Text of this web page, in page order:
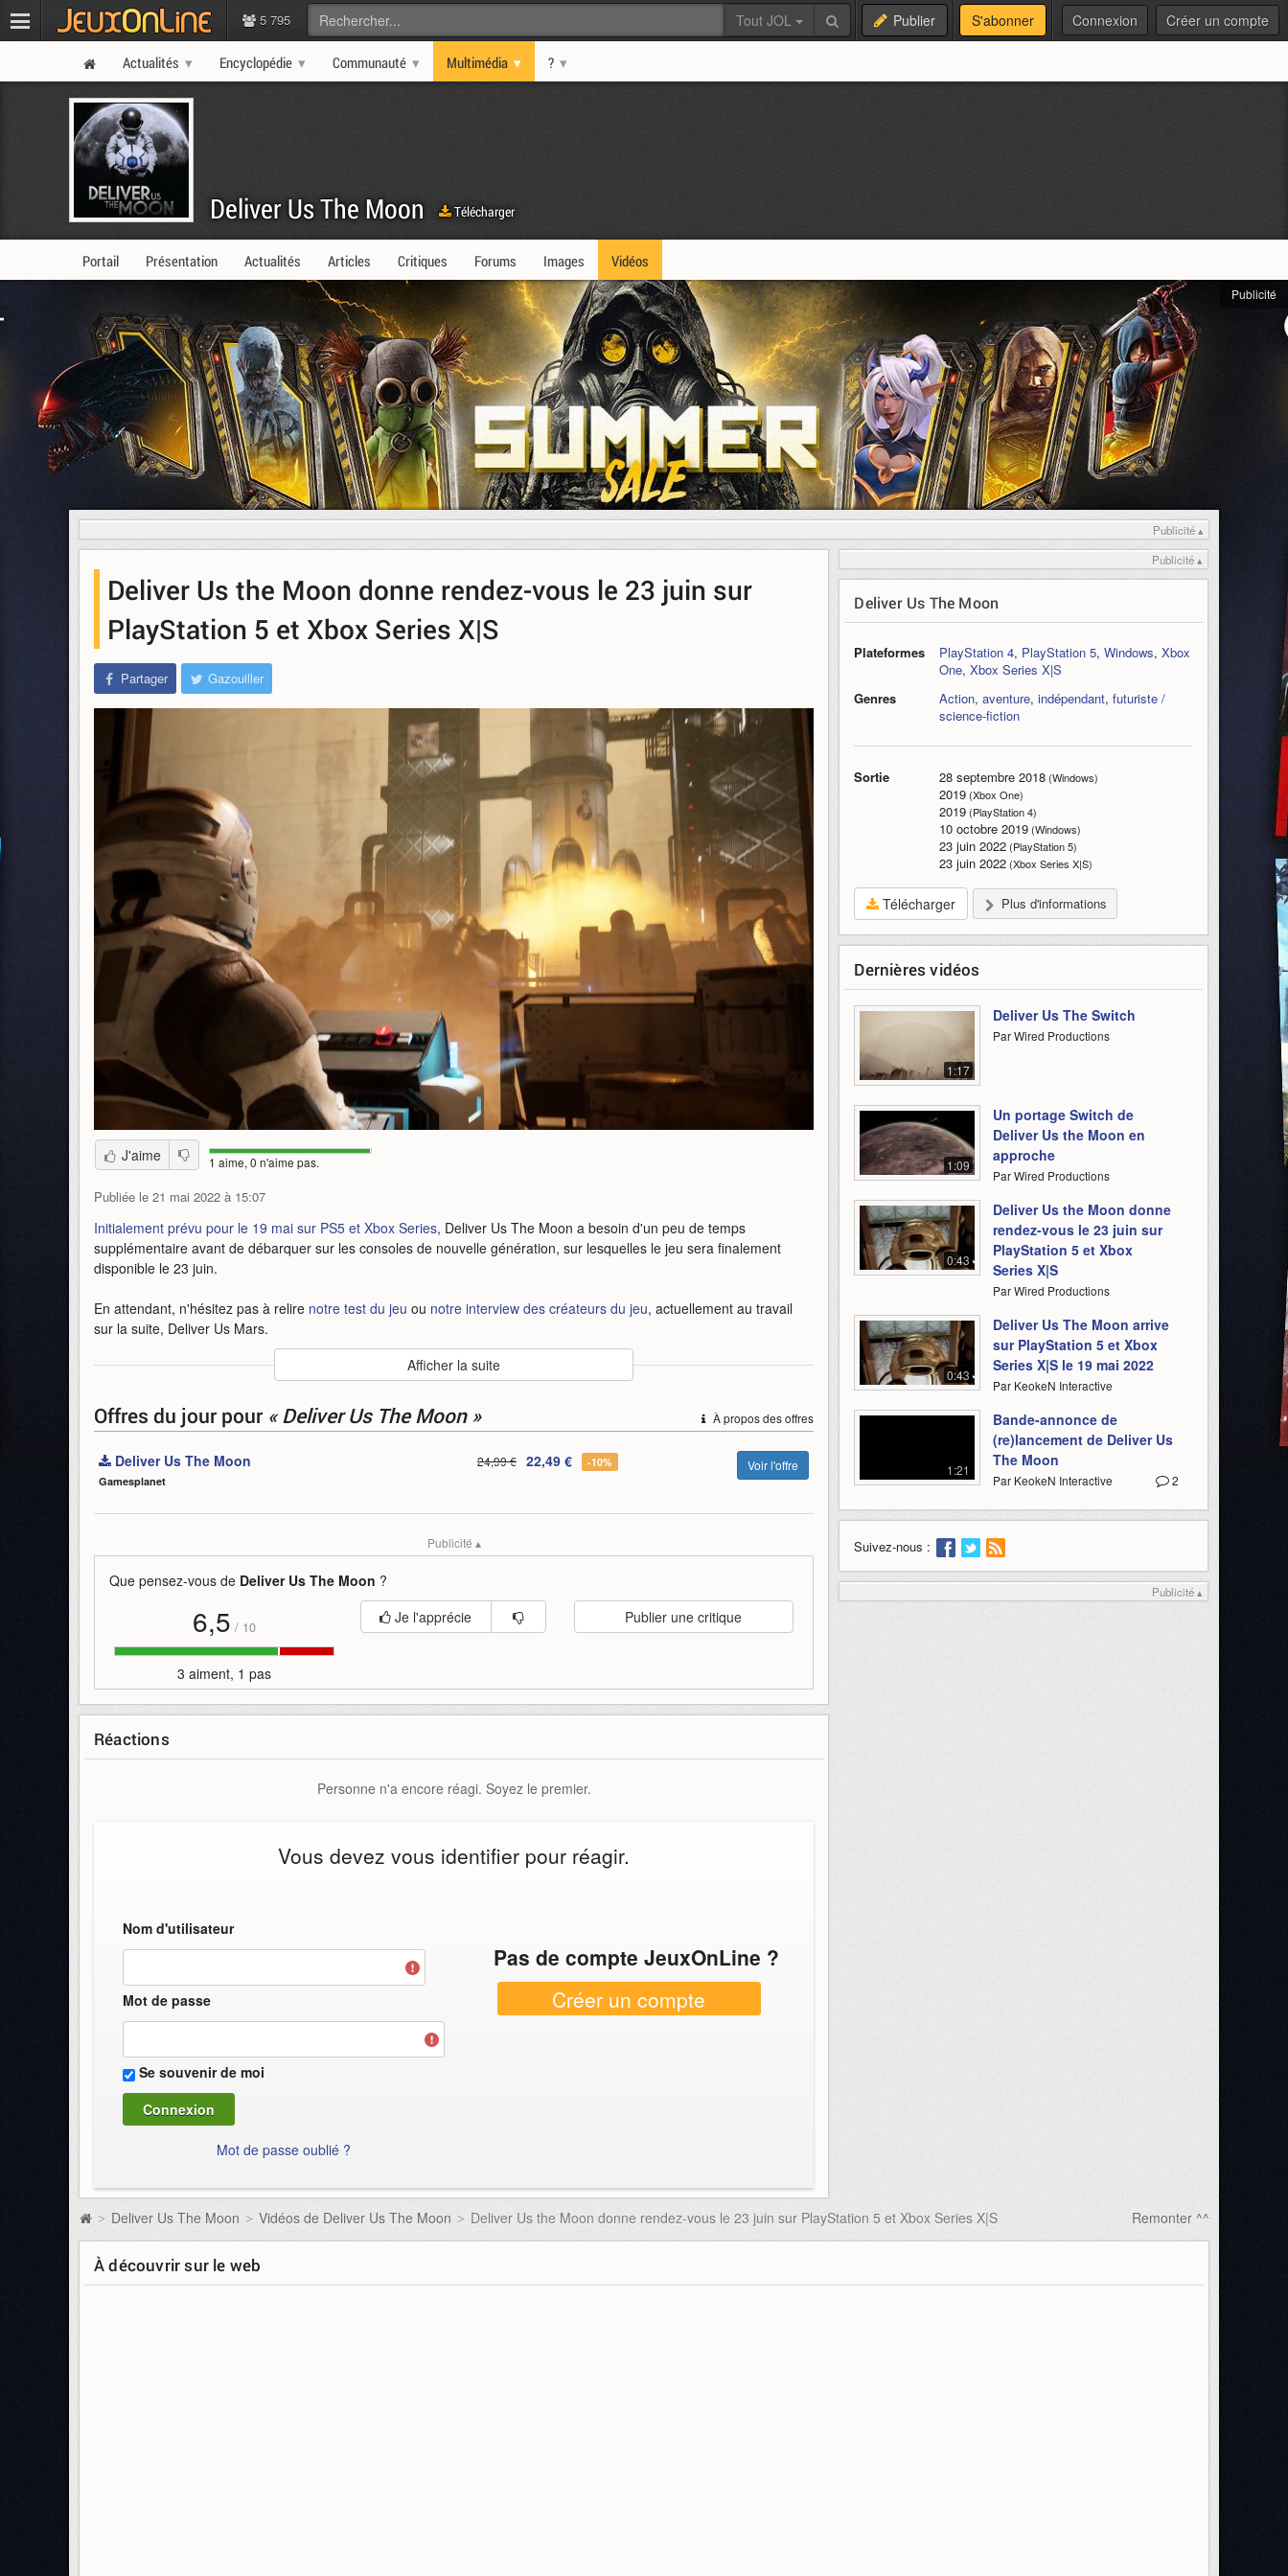
5 795 Tout JOL Publier S'abonner Connexion Créer un compte
Actualités Encyclopédie Communauté Multimédia ?
Deliver Us The Moon Télécharger
Portail Présentation Actualités Articles Critiques Forums Images Vidéos
Publicité
Publicité ▴
Deliver Us the Moon donne rendez-vous le 23 juin sur
PlayStation 5 et Xbox Series X|S
Partager Gazouiller
J'aime 1 aime, 0 n'aime pas.
Publiée le 21 mai 2022 à 15:07
Initialement prévu pour le 19 mai sur PS5 et Xbox Series, Deliver Us The Moon a besoin d'un peu de temps
supplémentaire avant de débarquer sur les consoles de nouvelle génération, sur lesquelles le jeu sera finalement
disponible le 23 juin.
En attendant, n'hésitez pas à relire notre test du jeu ou notre interview des créateurs du jeu, actuellement au travail
sur la suite, Deliver Us Mars.
Mots-clefs
23 5 bande-annonce deliver deliver-us-the-moon
us
wired-productions x xbox
Afficher la suite
À propos des offres
Offres du jour pour « Deliver Us The Moon »
Deliver Us The Moon
Gamesplanet
24,99 € 22,49 € -10% Voir l'offre
Publicité ▴
Que pensez-vous de Deliver Us The Moon ?
6,5 / 10
3 aiment, 1 pas
Je l'apprécie Publier une critique
Réactions
Personne n'a encore réagi. Soyez le premier.
Vous devez vous identifier pour réagir.
Nom d'utilisateur
Mot de passe
Se souvenir de moi
Mot de passe oublié ?
Pas de compte JeuxOnLine ?
Créer un compte
Publicité ▴
Deliver Us The Moon
Plateformes PlayStation 4, PlayStation 5,Windows,Xbox
One,Xbox Series X|S
Genres
Action,aventure,indépendant,futuriste /
science-fiction
Sortie 28 septembre 2018(Windows)
2019(Xbox One)
2019(PlayStation 4)
10 octobre 2019(Windows)
23 juin 2022(PlayStation 5)
23 juin 2022(Xbox Series X|S)
Télécharger Plus d'informations
Dernières vidéos
1:17
Deliver Us The Switch
Par Wired Productions
1:09
Un portage Switch de
Deliver Us the Moon en
approche
Par Wired Productions
0:43
Deliver Us the Moon donne
rendez-vous le 23 juin sur
PlayStation 5 et Xbox
Series X|S
Par Wired Productions
0:43
Deliver Us The Moon arrive
sur PlayStation 5 et Xbox
Series X|S le 19 mai 2022
Par KeokeN Interactive
1:21
Bande-annonce de
(re)lancement de Deliver Us
The Moon
2
Par KeokeN Interactive
Suivez-nous :
Publicité ▴
Remonter ^^
> Deliver Us The Moon > Vidéos de Deliver Us The Moon > Deliver Us the Moon donne rendez-vous le 23 juin sur PlayStation 5 et Xbox Series X|S
À découvrir sur le web